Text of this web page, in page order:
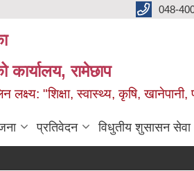
048-
कार्यालय, रामेछाप
लक्ष्य: "शिक्षा, स्वास्थ्य, कृषि,
प्रतिवेदन विधुतीय शुसासन सेवा